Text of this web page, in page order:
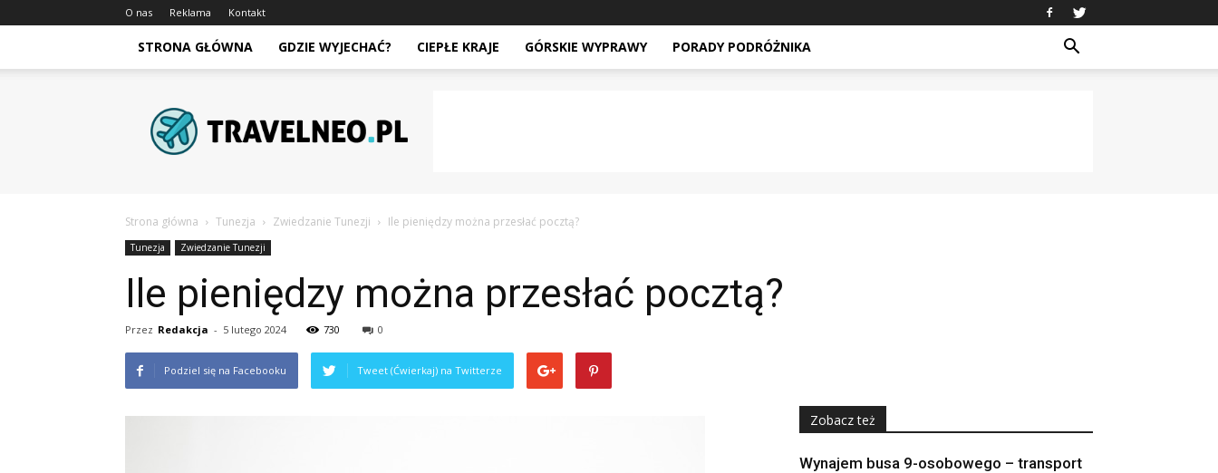
O nas Reklama Kontakt
STRONA GŁÓWNA GDZIE WYJECHAĆ? CIEPŁE KRAJE GÓRSKIE WYPRAWY PORADY PODRÓŻNIKA
Strona główna Tunezja Zwiedzanie Tunezji Ile pieniędzy można przesłać pocztą?
Tunezja Zwiedzanie Tunezji
Ile pieniędzy można przesłać pocztą?
Przez Redakcja - 5 lutego 2024 730 0
Podziel się na Facebooku Tweet (Ćwierkaj) na Twitterze
Zobacz też
Wynajem busa 9-osobowego – transport